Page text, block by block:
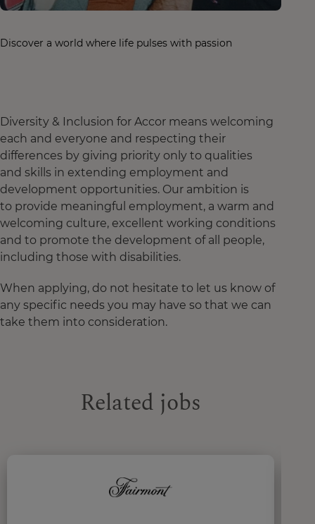
Discover a world where life pulses with passion
Diversity & Inclusion for Accor means welcoming
each and everyone and respecting their
differences by giving priority only to qualities
and skills in extending employment and
development opportunities. Our ambition is
to provide meaningful employment, a warm and
welcoming culture, excellent working conditions
and to promote the development of all people,
including those with disabilities.
When applying, do not hesitate to let us know of
any specific needs you may have so that we can
take them into consideration.
Related jobs